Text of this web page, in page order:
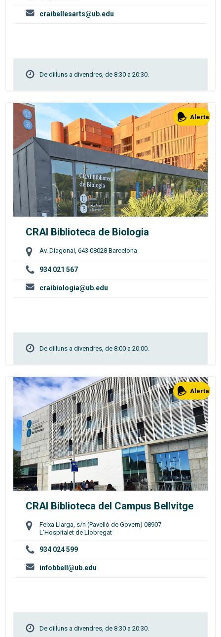
craibellesarts@ub.edu
De dilluns a divendres, de 8:30 a 20:30.
CRAI Biblioteca de Biologia
Av. Diagonal, 643 08028 Barcelona
934 021 567
craibiologia@ub.edu
De dilluns a divendres, de 8:00 a 20:00.
Alerta
CRAI Biblioteca del Campus Bellvitge
Feixa Llarga, s/n (Pavelló de Govern) 08907
L'Hospitalet de Llobregat
934 024 599
infobbell@ub.edu
De dilluns a divendres, de 8:30 a 20:30.
Alerta